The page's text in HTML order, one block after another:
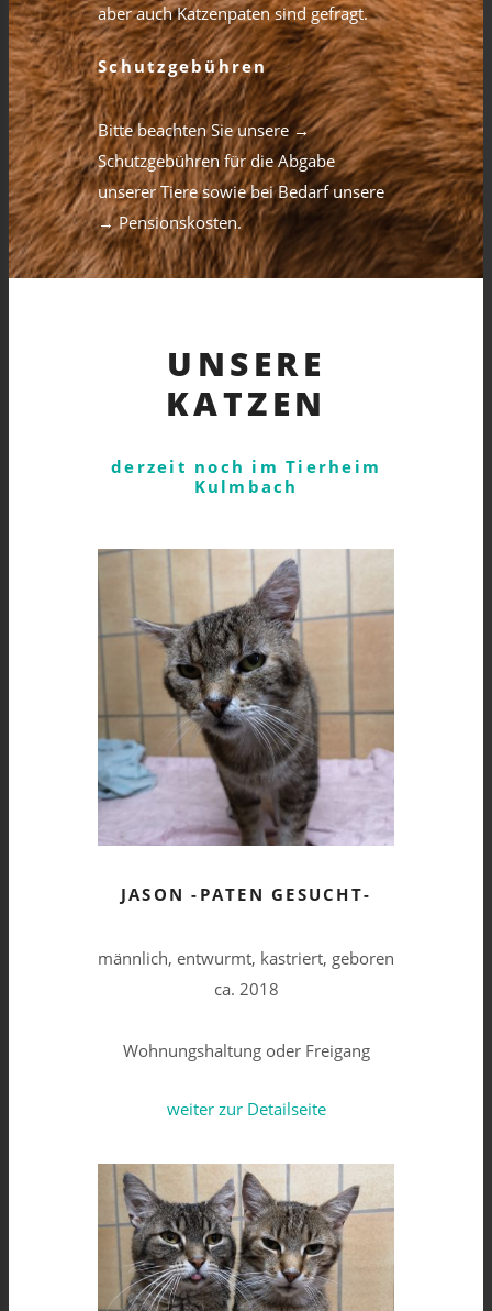
aber auch Katzenpaten sind gefragt.
Schutzgebühren
Bitte beachten Sie unsere→
Schutzgebühren für die Abgabe
unserer Tieresowie bei Bedarf unsere
→ Pensionskosten.
UNSERE
KATZEN
derzeit noch im Tierheim
Kulmbach
JASON -PATEN GESUCHT-
männlich, entwurmt, kastriert, geboren
ca. 2018
Wohnungshaltung oder Freigang
weiter zur Detailseite